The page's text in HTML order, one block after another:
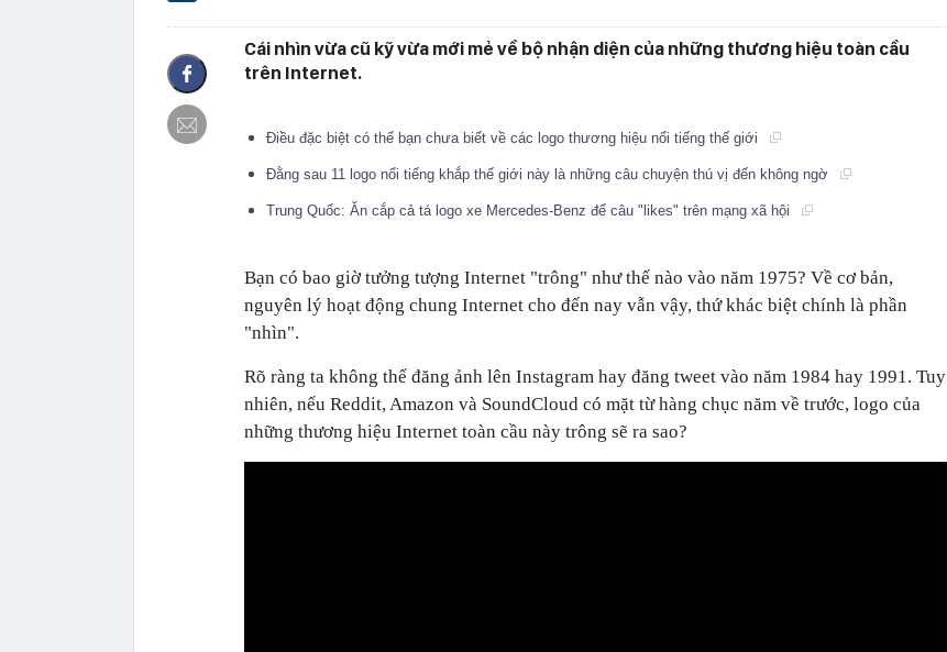
Cái nhìn vừa cũ kỹ vừa mới mẻ về bộ nhận diện của những thương hiệu toàn cầu
trên Internet.
Điều đặc biệt có thể bạn chưa biết về các logo thương hiệu nổi tiếng thế giới
Đằng sau 11 logo nổi tiếng khắp thế giới này là những câu chuyện thú vị đến không ngờ
Trung Quốc: Ăn cắp cả tá logo xe Mercedes-Benz để câu "likes" trên mạng xã hội
Bạn có bao giờ tưởng tượng Internet "trông" như thế nào vào năm 1975? Về cơ bản,
nguyên lý hoạt động chung Internet cho đến nay vẫn vậy, thứ khác biệt chính là phần
"nhìn".
Rõ ràng ta không thể đăng ảnh lên Instagram hay đăng tweet vào năm 1984 hay 1991. Tuy
nhiên, nếu Reddit, Amazon và SoundCloud có mặt từ hàng chục năm về trước, logo của
những thương hiệu Internet toàn cầu này trông sẽ ra sao?